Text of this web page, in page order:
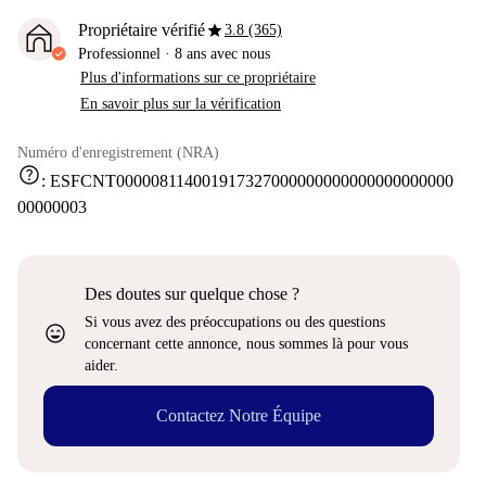
Propriétaire vérifiéstar3.8 (365)
Professionnel · 8 ans avec nous
Plus d'informations sur ce propriétaire
En savoir plus sur la vérification
Numéro d'enregistrement (NRA)
help: ESFCNT000008114001917327000000000000000000000
00000003
sentiment_very_satisfied
Des doutes sur quelque chose ?
Si vous avez des préoccupations ou des questions
concernant cette annonce, nous sommes là pour vous
aider.
Contactez Notre Équipe